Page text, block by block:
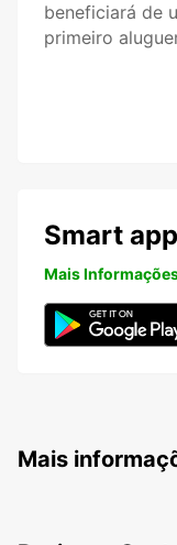
beneficiará de
primeiro
Smart
Mais
Mais